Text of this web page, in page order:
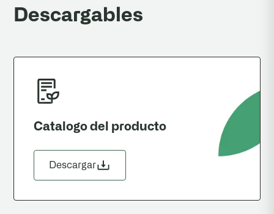
Descargables
Catalogo del producto
Descargar